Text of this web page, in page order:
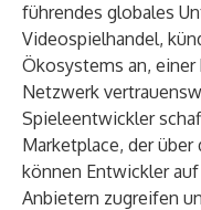
führendes globales
Videospielhandel,
Ökosystems an,
Netzwerk
Spieleentwickler
Marketplace, der
können Entwickler
Anbietern zugreifen